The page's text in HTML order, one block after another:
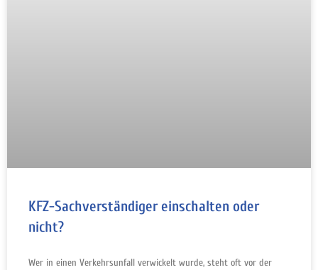
KFZ-Sachverständiger einschalten oder
nicht?
Wer in einen Verkehrsunfall verwickelt wurde, steht oft vor der